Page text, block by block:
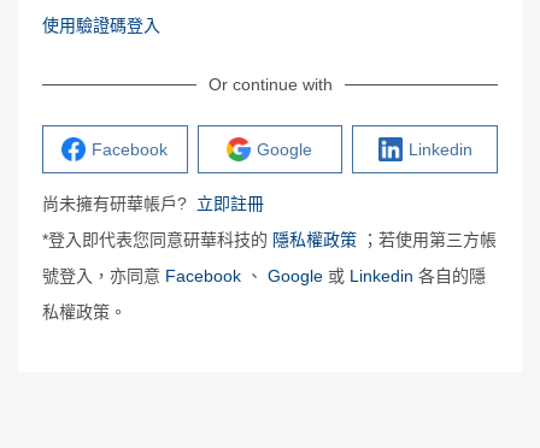
使用驗證碼登入
Or continue with
Facebook Google Linkedin
尚未擁有研華帳戶? 立即註冊
*登入即代表您同意研華科技的 隱私權政策 ；若使用第三方帳
號登入，亦同意 Facebook 、 Google 或 Linkedin 各自的隱
私權政策。